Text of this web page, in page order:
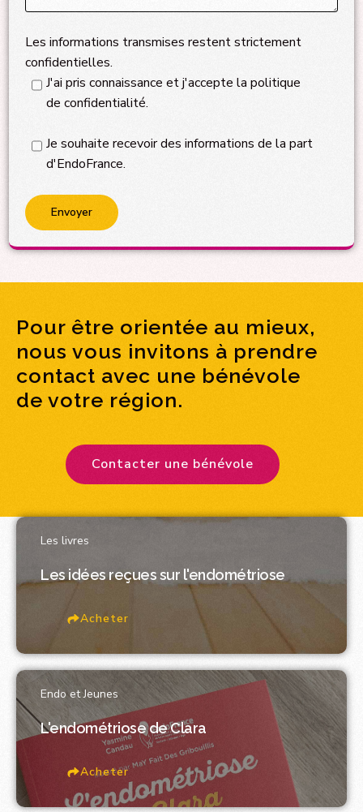
Les informations transmises restent strictement
confidentielles.
J'ai pris connaissance et j'accepte la politique
de confidentialité.
Je souhaite recevoir des informations de la part
d'EndoFrance.
Pour être orientée au mieux,
nous vous invitons à prendre
contact avec une bénévole
de votre région.
Contacter une bénévole
Les livres
Les idées reçues sur l'endométriose
Acheter
Endo et Jeunes
L'endométriose de Clara
Acheter